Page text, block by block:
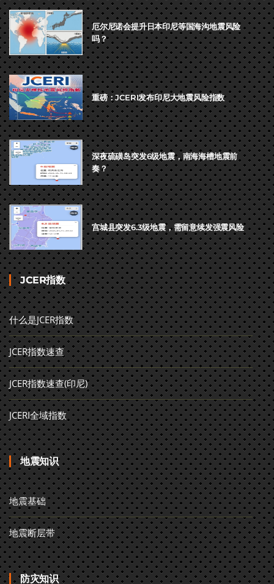
厄尔尼诺会提升日本印尼等国海沟地震风险
吗？
重磅：JCERI发布印尼大地震风险指数
深夜硫磺岛突发6级地震，南海海槽地震前
奏？
宫城县突发6.3级地震，需留意续发强震风险
JCER指数
什么是JCER指数
JCER指数速查
JCER指数速查(印尼)
JCERI全域指数
地震知识
地震基础
地震断层带
防灾知识